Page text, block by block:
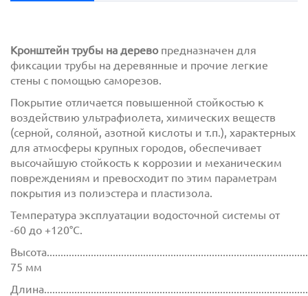
Кронштейн трубы на деревопредназначен для
фиксации трубы на деревянные и прочие легкие
стены с помощью саморезов.
Покрытие отличается повышенной стойкостью к
воздействию ультрафиолета, химических веществ
(серной, соляной, азотной кислоты и т.п.), характерных
для атмосферы крупных городов, обеспечивает
высочайшую стойкость к коррозии и механическим
повреждениям и превосходит по этим параметрам
покрытия из полиэстера и пластизола.
Температура эксплуатации водосточной системы от
-60 до +120°C.
75 мм